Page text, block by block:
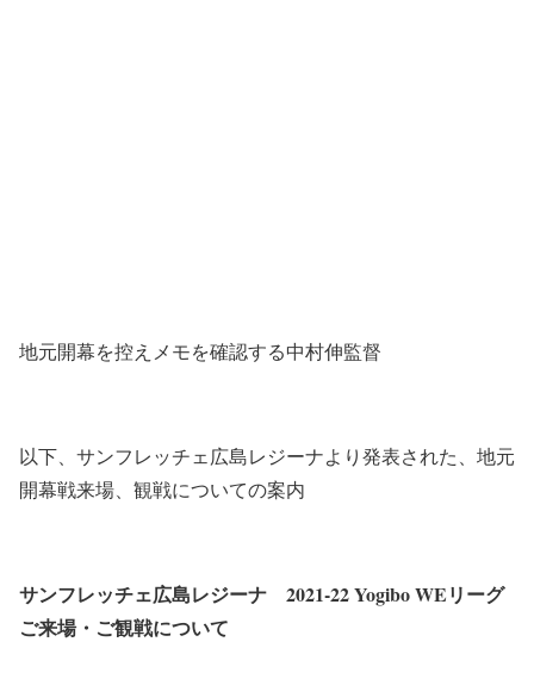
地元開幕を控えメモを確認する中村伸監督
以下、サンフレッチェ広島レジーナより発表された、地元
開幕戦来場、観戦についての案内
サンフレッチェ広島レジーナ 2021-22 Yogibo WEリーグ
ご来場・ご観戦について